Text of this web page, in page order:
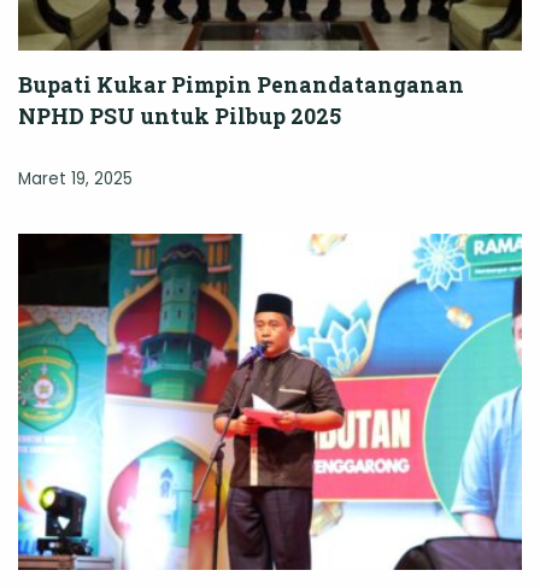
Bupati Kukar Pimpin Penandatanganan
NPHD PSU untuk Pilbup 2025
Maret 19, 2025